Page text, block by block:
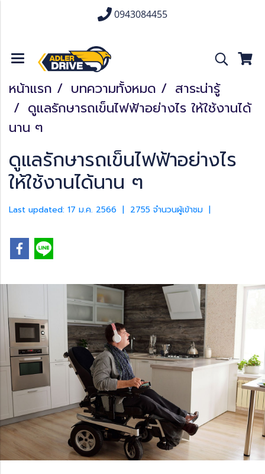
0943084455
หน้าแรก บทความทั้งหมด
สาระน่ารู้
ดูแลรักษารถเข็นไฟฟ้าอย่างไร ให้ใช้งานได้
นาน ๆ
ดูแลรักษารถเข็นไฟฟ้าอย่างไร
ให้ใช้งานได้นาน ๆ
Last updated: 17 ม.ค. 2566 | 2755 จำนวนผู้เข้าชม |